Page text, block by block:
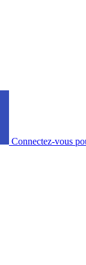
Connectez-vous